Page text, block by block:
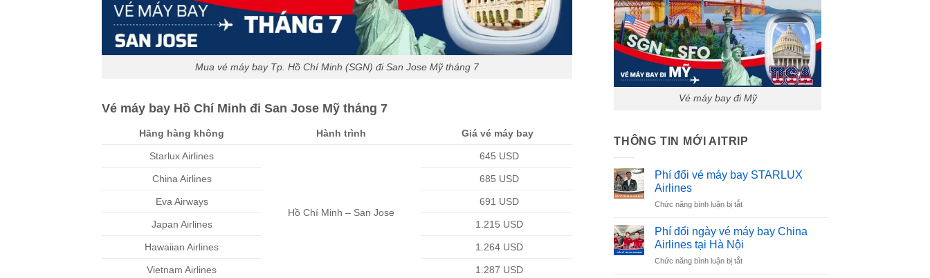
Mua vé máy bay Tp. Hồ Chí Minh (SGN) đi San Jose Mỹ tháng 7
Vé máy bay Hồ Chí Minh đi San Jose Mỹ tháng 7
Hãng hàng không Hành trình Giá vé máy bay
Starlux Airlines
Hồ Chí Minh – San Jose
645 USD
China Airlines 685 USD
Eva Airways 691 USD
Japan Airlines 1.215 USD
Hawaiian Airlines 1.264 USD
Vietnam Airlines 1.287 USD
Vé máy bay đi Mỹ
THÔNG TIN MỚI AITRIP
Phí đổi vé máy bay STARLUX
Airlines
Chức năng bình luận bị tắtở
đổi
vé
máy
bay
Phí đổi ngày vé máy bay China
Airlines tại Hà Nội
Chức năng bình luận bị tắtở